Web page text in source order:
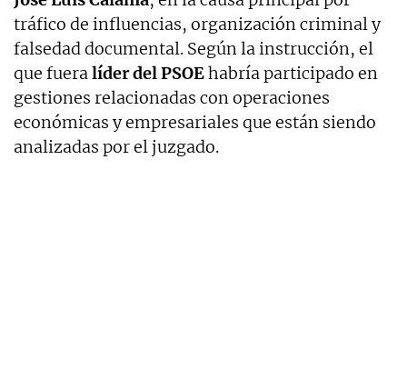
tráfico de influencias, organización criminal y
falsedad documental. Según la instrucción, el
que fueralíder del PSOEhabría participado en
gestiones relacionadas con operaciones
económicas y empresariales que están siendo
analizadas por el juzgado.